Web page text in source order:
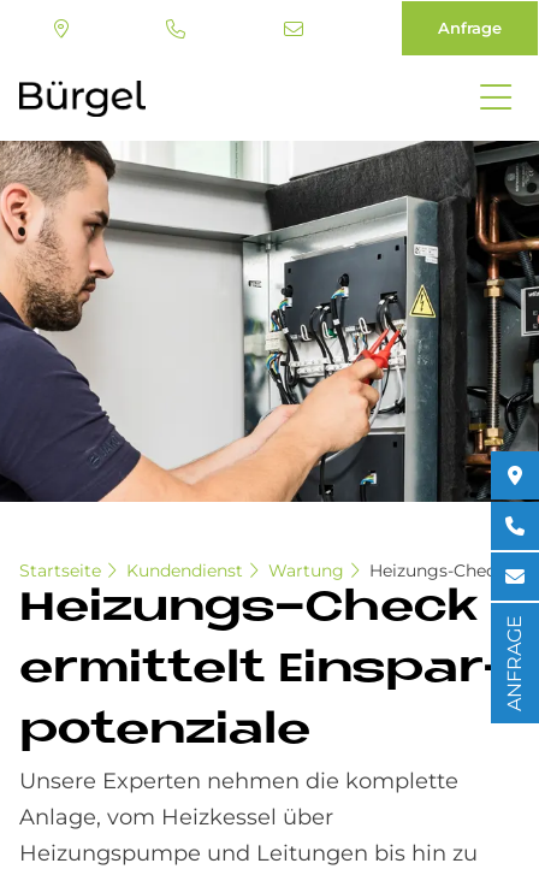
Direkt
zum
Inhalt
Anfrage
Startseite Kundendienst Wartung Heizungs-Check
Hei­zun­gs-Check
er­mit­telt Ein­spar­
po­ten­zia­le
Unsere Experten nehmen die komplette
Anlage, vom Heizkessel über
Heizungspumpe und Leitungen bis hin zu
ANFRAGE